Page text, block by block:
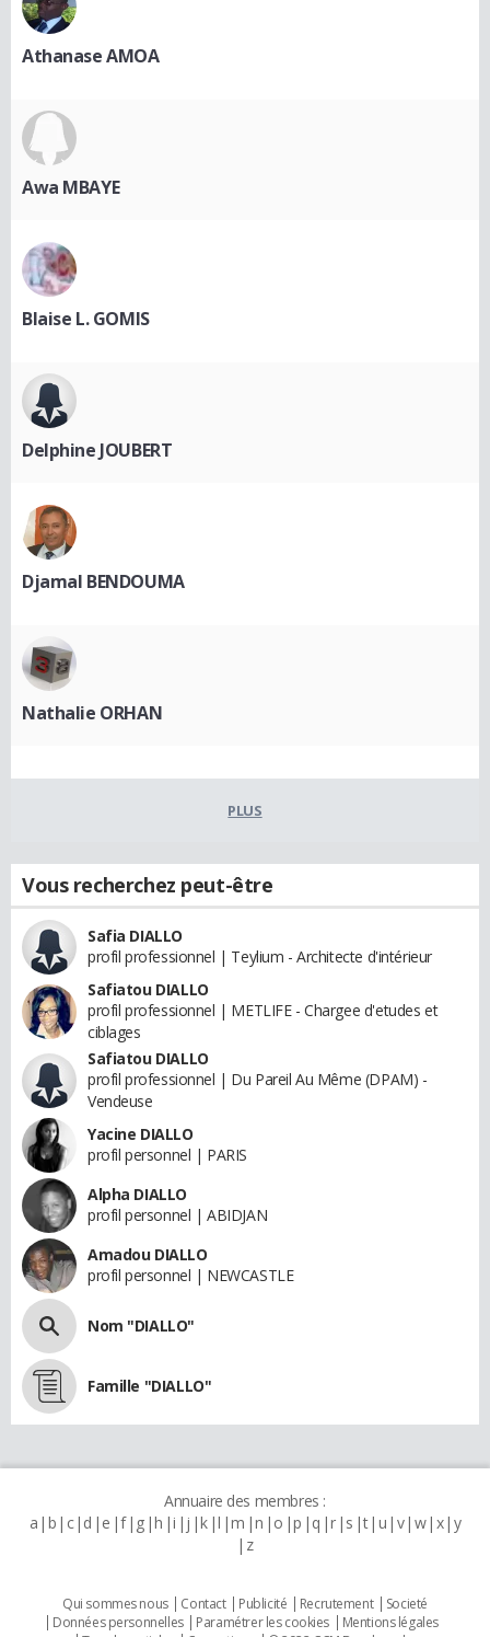
Athanase AMOA
Awa MBAYE
Blaise L. GOMIS
Delphine JOUBERT
Djamal BENDOUMA
Nathalie ORHAN
PLUS
Vous recherchez peut-être
Safia DIALLO
profil professionnel | Teylium - Architecte d'intérieur
Safiatou DIALLO
profil professionnel | METLIFE - Chargee d'etudes et
ciblages
Safiatou DIALLO
profil professionnel | Du Pareil Au Même (DPAM) -
Vendeuse
Yacine DIALLO
profil personnel | PARIS
Alpha DIALLO
profil personnel | ABIDJAN
Amadou DIALLO
profil personnel | NEWCASTLE
Nom "DIALLO"
Famille "DIALLO"
Annuaire des membres :
a b c d e f g h i j k l m n o p q r s t u v w x y
z
Qui sommes nous Contact Publicité Recrutement
Societé
Données personnelles
Paramétrer les cookies
Mentions légales